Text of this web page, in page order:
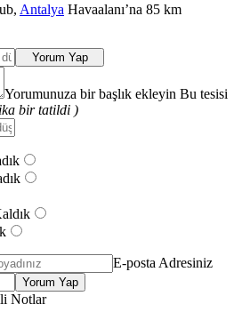
Antalya Havaalanı’na 85 km
Yorum Yap
Yorumunuza bir başlık ekleyin Bu tesisi
bir tatildi )
E-posta Adresiniz
Yorum Yap
Notlar